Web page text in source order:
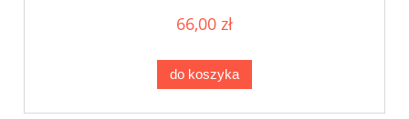
66,00 zł
do koszyka